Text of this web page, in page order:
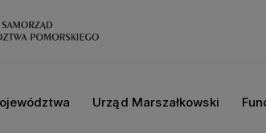
Urząd Marszałkowski